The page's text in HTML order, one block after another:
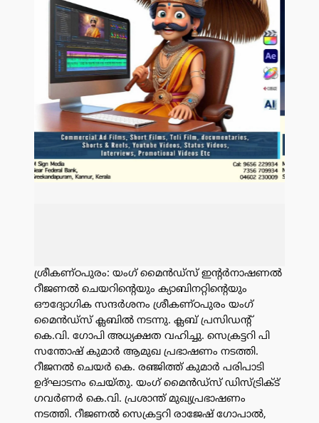
ശ്രീകണ്ഠപുരം: യംഗ് മൈൻഡ്സ് ഇന്റർനാഷണൽ
റീജണൽ ചെയറിന്റെയും ക്യാബിനറ്റിന്റെയും
ഔദ്യോഗിക സന്ദർശനം ശ്രീകണ്ഠപുരം യംഗ്
മൈൻഡ്സ് ക്ലബിൽ നടന്നു. ക്ലബ് പ്രസിഡന്റ്
കെ.വി. ഗോപി അധ്യക്ഷത വഹിച്ചു. സെക്രട്ടറി പി
സന്തോഷ് കുമാർ ആമുഖ പ്രഭാഷണം നടത്തി.
റീജനൽ ചെയർ കെ. രഞ്ജിത്ത് കുമാർ പരിപാടി
ഉദ്ഘാടനം ചെയ്തു. യംഗ് മൈൻഡ്‌സ് ഡിസ്ട്രിക്ട്
ഗവർണർ കെ.വി. പ്രശാന്ത് മുഖ്യപ്രഭാഷണം
നടത്തി. റീജണൽ സെക്രട്ടറി രാജേഷ് ഗോപാൽ,